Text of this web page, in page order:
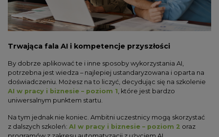
Trwająca fala AI i kompetencje przyszłości
By dobrze aplikować te i inne sposoby wykorzystania AI,
potrzebna jest wiedza – najlepiej ustandaryzowana i oparta na
doświadczeniu. Możesz na to liczyć, decydując się na szkolenie
AI w pracy i biznesie – poziom 1 , które jest bardzo
uniwersalnym punktem startu.
Na tym jednak nie koniec. Ambitni uczestnicy mogą skorzystać
z dalszych szkoleń: AI w pracy i biznesie – poziom 2 oraz